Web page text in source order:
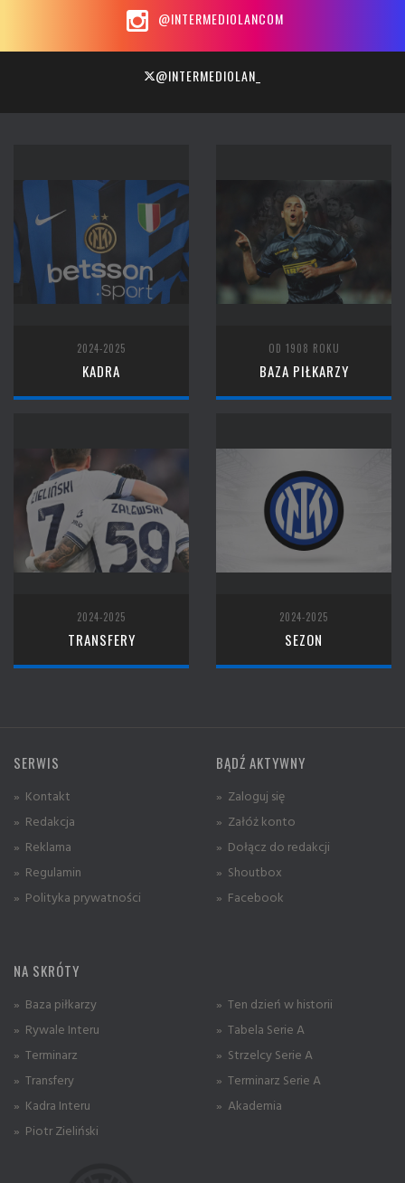
@INTERMEDIOLANCOM
@INTERMEDIOLAN_
2024-2025
KADRA
OD 1908 ROKU
BAZA PIŁKARZY
2024-2025
TRANSFERY
2024-2025
SEZON
SERWIS
» Kontakt
» Redakcja
» Reklama
» Regulamin
» Polityka prywatności
BĄDŹ AKTYWNY
» Zaloguj się
» Załóż konto
» Dołącz do redakcji
» Shoutbox
» Facebook
NA SKRÓTY
» Baza piłkarzy
» Rywale Interu
» Terminarz
» Transfery
» Kadra Interu
» Piotr Zieliński
» Ten dzień w historii
» Tabela Serie A
» Strzelcy Serie A
» Terminarz Serie A
» Akademia